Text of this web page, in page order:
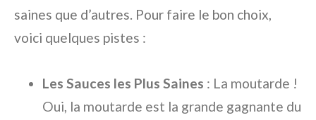
saines que d’autres. Pour faire le bon choix,
voici quelques pistes :
Les Sauces les Plus Saines : La moutarde !
Oui, la moutarde est la grande gagnante du